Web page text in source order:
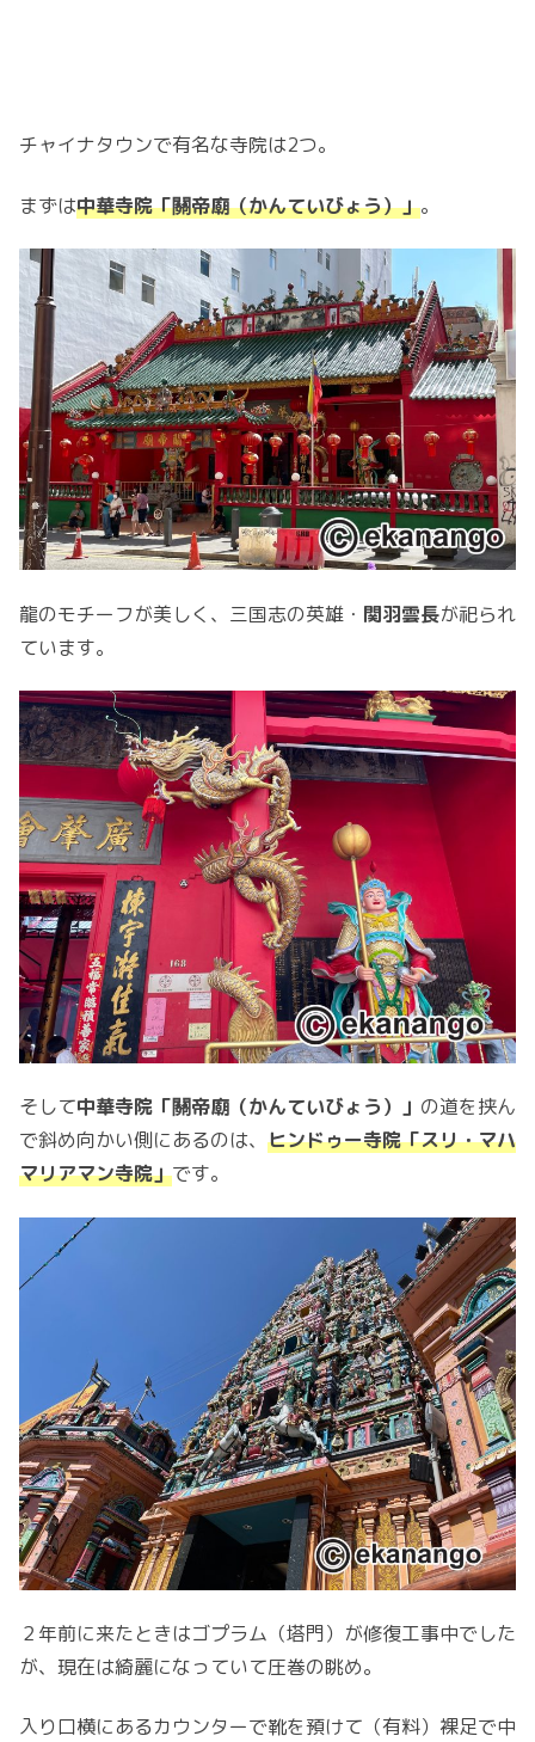
チャイナタウンで有名な寺院は2つ。
まずは中華寺院「關帝廟（かんていびょう）」。
龍のモチーフが美しく、三国志の英雄・ 関羽雲長が祀られ
ています。
そして中華寺院「關帝廟（かんていびょう）」 の道を挟ん
で斜め向かい側にあるのは、 ヒンドゥー寺院「スリ・マハ
マリアマン寺院」です。
２年前に来たときはゴプラム（塔門）が修復工事中でした
が、現在は綺麗になっていて圧巻の眺め。
入り口横にあるカウンターで靴を預けて（有料）裸足で中